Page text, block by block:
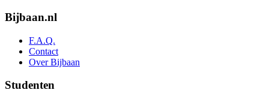
Bijbaan.nl
F.A.Q.
Contact
Over Bijbaan
Studenten